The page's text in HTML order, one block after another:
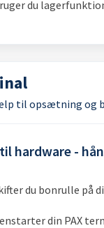
du
til opsætning og
hardware -
du bonrulle på
din PAX